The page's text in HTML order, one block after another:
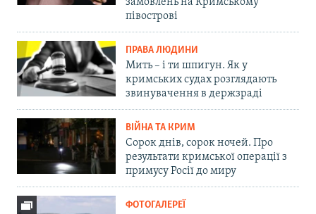
замовлень на Кримському
півострові
ПРАВА ЛЮДИНИ
Мить – і ти шпигун. Як у
кримських судах розглядають
звинувачення в держзраді
ВІЙНА ТА КРИМ
Сорок днів, сорок ночей. Про
результати кримської операції з
примусу Росії до миру
ФОТОГАЛЕРЕЇ